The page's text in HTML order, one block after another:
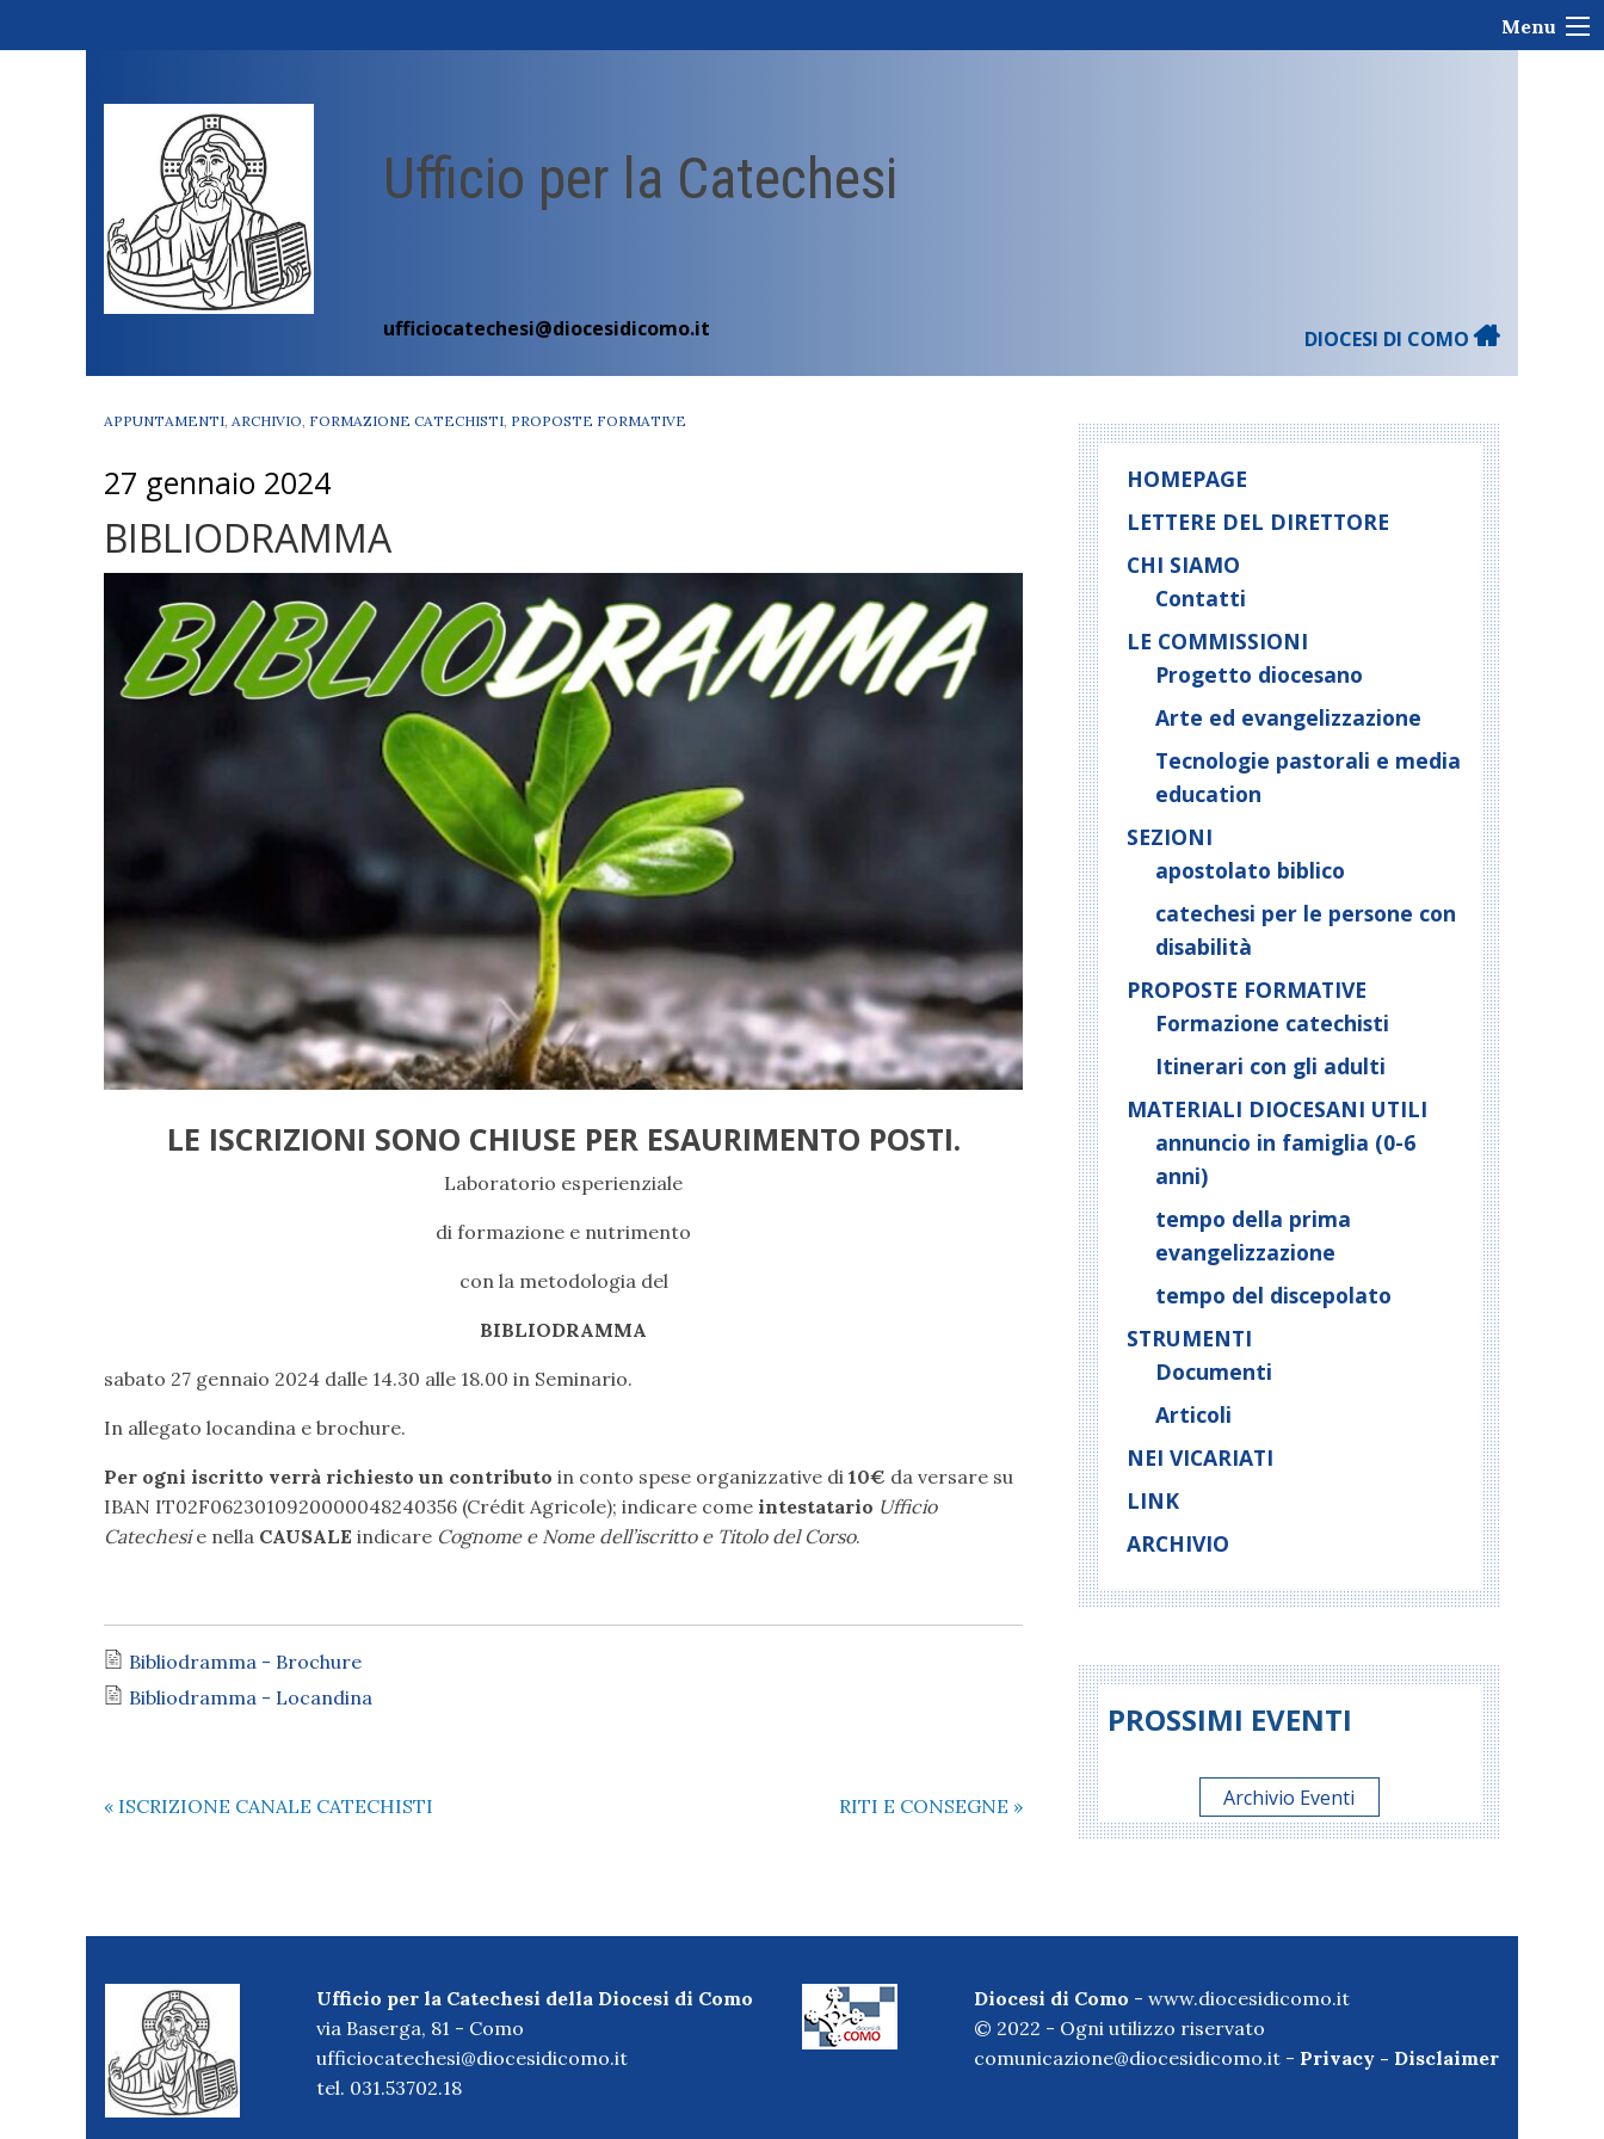
Menu
Ufficio per la Catechesi
ufficiocatechesi@diocesidicomo.it DIOCESI DI COMO
APPUNTAMENTI ARCHIVIO FORMAZIONE CATECHISTI PROPOSTE FORMATIVE
27 gennaio 2024
BIBLIODRAMMA
LE ISCRIZIONI SONO CHIUSE PER ESAURIMENTO POSTI.
Laboratorio esperienziale
di formazione e nutrimento
con la metodologia del
BIBLIODRAMMA
sabato 27 gennaio 2024 dalle 14.30 alle 18.00 in Seminario.
In allegato locandina e brochure.
Per ogni iscritto verrà richiesto un contributo in conto spese organizzative di 10€ da versare su
IBAN IT02F0623010920000048240356 (Crédit Agricole); indicare come intestatario Ufficio
Catechesie nella CAUSALE indicare Cognome e Nome dell’iscritto e Titolo del Corso.
Bibliodramma - Brochure
Bibliodramma - Locandina
« ISCRIZIONE CANALE CATECHISTI RITI E CONSEGNE »
HOMEPAGE
LETTERE DEL DIRETTORE
CHI SIAMO
Contatti
LE COMMISSIONI
Progetto diocesano
Arte ed evangelizzazione
Tecnologie pastorali e media
education
SEZIONI
apostolato biblico
catechesi per le persone con
disabilità
PROPOSTE FORMATIVE
Formazione catechisti
Itinerari con gli adulti
MATERIALI DIOCESANI UTILI
annuncio in famiglia (0-6
anni)
tempo della prima
evangelizzazione
tempo del discepolato
STRUMENTI
Documenti
Articoli
NEI VICARIATI
LINK
ARCHIVIO
PROSSIMI EVENTI
Archivio Eventi
Ufficio per la Catechesi della Diocesi di Como
via Baserga, 81 - Como
ufficiocatechesi@diocesidicomo.it
tel. 031.53702.18
Diocesi di Como - www.diocesidicomo.it
© 2022 - Ogni utilizzo riservato
comunicazione@diocesidicomo.it - Privacy - Disclaimer